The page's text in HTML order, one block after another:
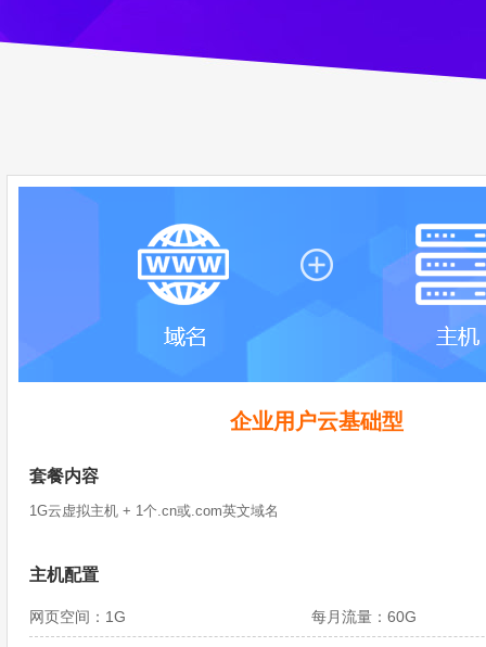
企业用户云基础型
套餐内容
1G云虚拟主机 + 1个.cn或.com英文域名
主机配置
网页空间：1G 每月流量：60G